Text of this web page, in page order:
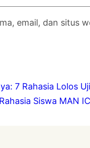
email, dan situs
7 Rahasia Lolos
Rahasia Siswa MAN